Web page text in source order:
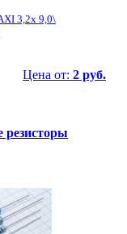
3,2x 9,0\
Цена от: 2 руб.
резисторы